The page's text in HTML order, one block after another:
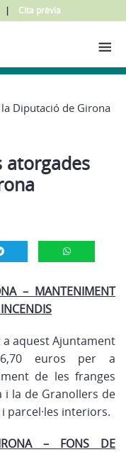
Cita prèvia
Diputació de Girona
atorgades
– MANTENIMENT
aquest Ajuntament
euros per a
de les franges
i la de Granollers de
parcel·les interiors.
– FONS DE